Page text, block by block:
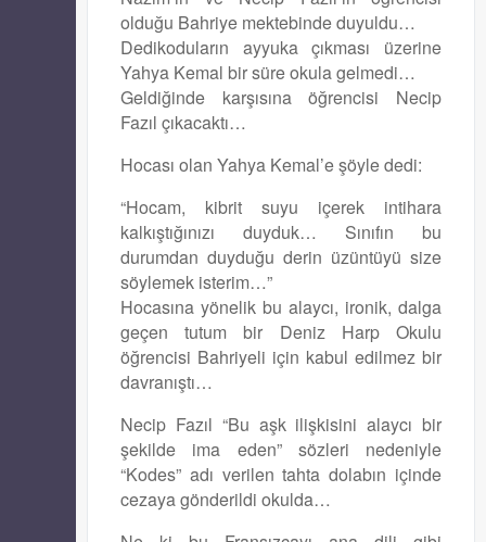
olduğu Bahriye mektebinde duyuldu…
Dedikoduların ayyuka çıkması üzerine
Yahya Kemal bir süre okula gelmedi…
Geldiğinde karşısına öğrencisi Necip
Fazıl çıkacaktı…
Hocası olan Yahya Kemal’e şöyle dedi:
“Hocam, kibrit suyu içerek intihara
kalkıştığınızı duyduk… Sınıfın bu
durumdan duyduğu derin üzüntüyü size
söylemek isterim…”
Hocasına yönelik bu alaycı, ironik, dalga
geçen tutum bir Deniz Harp Okulu
öğrencisi Bahriyeli için kabul edilmez bir
davranıştı…
Necip Fazıl “Bu aşk ilişkisini alaycı bir
şekilde ima eden” sözleri nedeniyle
“Kodes” adı verilen tahta dolabın içinde
cezaya gönderildi okulda…